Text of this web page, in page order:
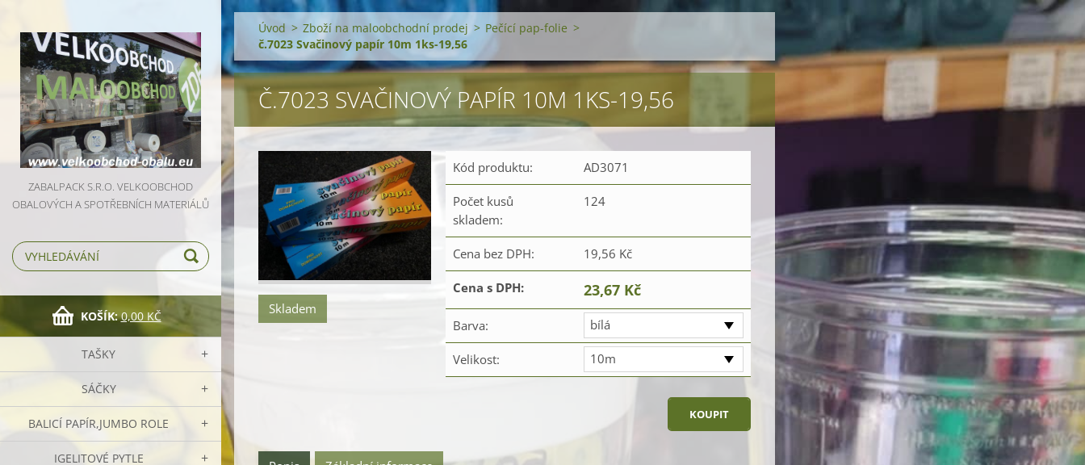
ZABALPACK S.R.O. VELKOOBCHOD
OBALOVÝCH A SPOTŘEBNÍCH MATERIÁLŮ
KOŠÍK: 0,00 KČ
TAŠKY
SÁČKY
BALICÍ PAPÍR,JUMBO ROLE
IGELITOVÉ PYTLE
Úvod > Zboží na maloobchodní prodej > Pečící pap-folie >
č.7023 Svačinový papír 10m 1ks-19,56
Č.7023 SVAČINOVÝ PAPÍR 10M 1KS-19,56
Skladem
Kód produktu: AD3071
Počet kusů
skladem:
124
Cena bez DPH: 19,56 Kč
Cena s DPH: 23,67 Kč
Barva: bílá
Velikost: 10m